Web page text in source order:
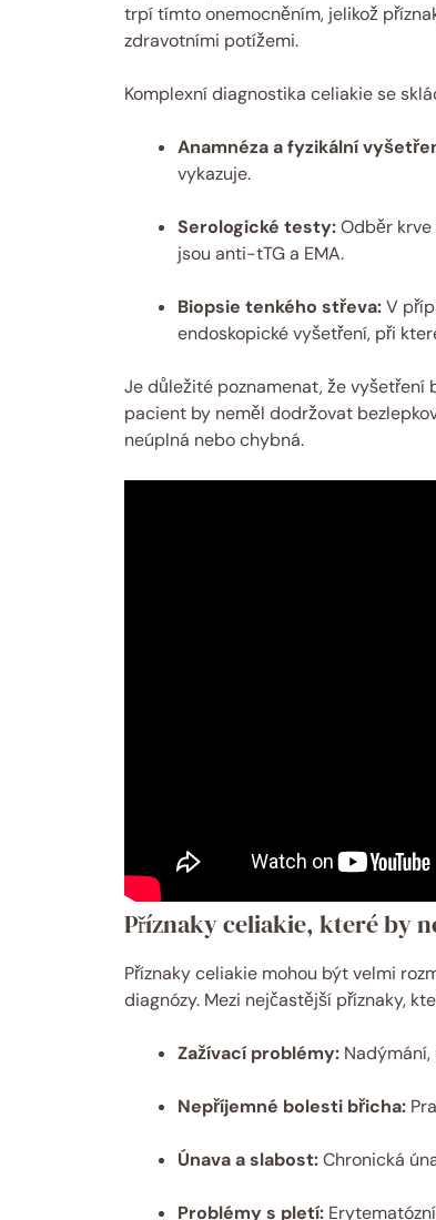
trpí tímto onemocněním, jelikož
zdravotními potížemi.
Komplexní diagnostika celiakie se
Anamnéza a fyzikální
vykazuje.
Serologické testy:Odběr
jsou anti-tTG a EMA.
Biopsie tenkého střeva:V
endoskopické vyšetření, při
Je důležité poznamenat, že vyšetření
pacient by neměl dodržovat
neúplná nebo chybná.
Příznaky celiakie, které by
Příznaky celiakie mohou být velmi
diagnózy. Mezi nejčastější příznaky,
Zažívací problémy:
Nepříjemné bolesti břicha:
Únava a slabost:Chronická
Problémy s pletí: